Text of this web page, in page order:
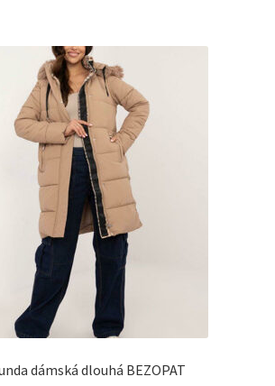
dámská dlouhá BEZOPAT